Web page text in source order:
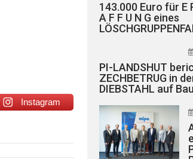
Instagram
143.000 Euro für E
A F F U N G eines
PI-LANDSHUT
ZECHBETRUG in
DIEBSTAHL auf